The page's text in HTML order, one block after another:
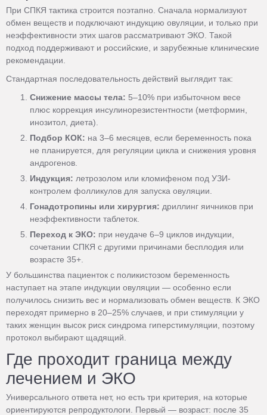
При СПКЯ тактика строится поэтапно. Сначала нормализуют
обмен веществ и подключают индукцию овуляции, и только при
неэффективности этих шагов рассматривают ЭКО. Такой
подход поддерживают и российские, и зарубежные клинические
рекомендации.
Стандартная последовательность действий выглядит так:
Снижение массы тела: 5–10% при избыточном весе
плюс коррекция инсулинорезистентности (метформин,
инозитол, диета).
Подбор КОК: на 3–6 месяцев, если беременность пока
не планируется, для регуляции цикла и снижения уровня
андрогенов.
Индукция: летрозолом или кломифеном под УЗИ-
контролем фолликулов для запуска овуляции.
Гонадотропины или хирургия: дриллинг яичников при
неэффективности таблеток.
Переход к ЭКО: при неудаче 6–9 циклов индукции,
сочетании СПКЯ с другими причинами бесплодия или
возрасте 35+.
У большинства пациенток с поликистозом беременность
наступает на этапе индукции овуляции — особенно если
получилось снизить вес и нормализовать обмен веществ. К ЭКО
переходят примерно в 20–25% случаев, и при стимуляции у
таких женщин высок риск синдрома гиперстимуляции, поэтому
протокол выбирают щадящий.
Где проходит граница между
лечением и ЭКО
Универсального ответа нет, но есть три критерия, на которые
ориентируются репродуктологи. Первый — возраст: после 35